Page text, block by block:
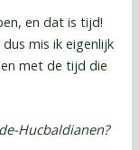
en dat is tijd!
mis ik eigenlijk
met de tijd die
Hucbaldianen?